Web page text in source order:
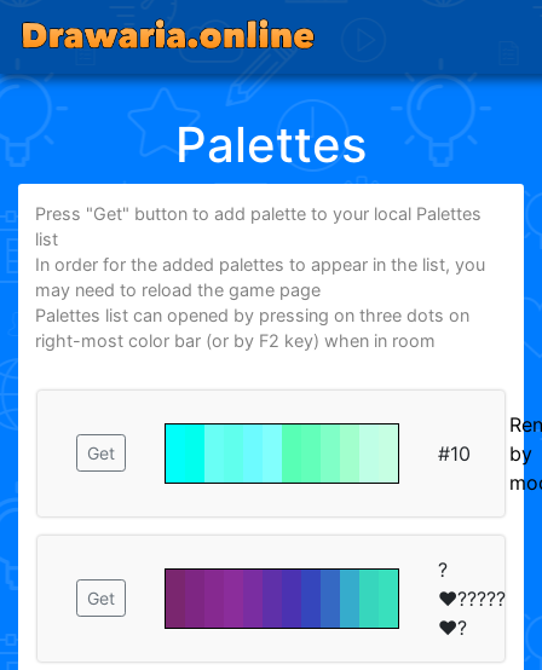
Palettes
Press "Get" button to add palette to your local Palettes
list
In order for the added palettes to appear in the list, you
may need to reload the game page
Palettes list can opened by pressing on three dots on
right-most color bar (or by F2 key) when in room
Get #10
by
Get
?
❤️?????
❤️?